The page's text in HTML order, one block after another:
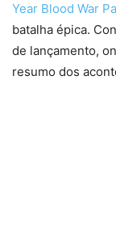
Year Blood War
batalha épica.
de lançamento,
resumo dos